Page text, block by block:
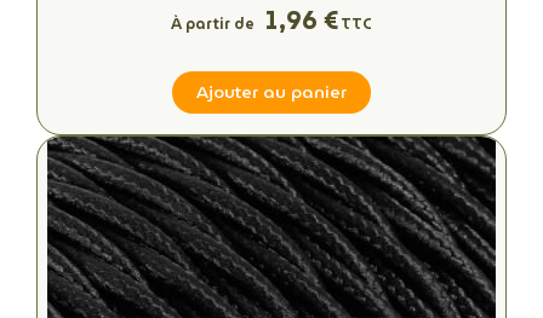
À partir de 1,96 €TTC
Ajouter au panier